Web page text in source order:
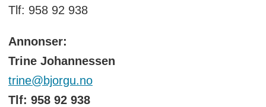
Tlf: 958 92 938
Annonser:
Trine Johannessen
trine@bjorgu.no
Tlf: 958 92 938